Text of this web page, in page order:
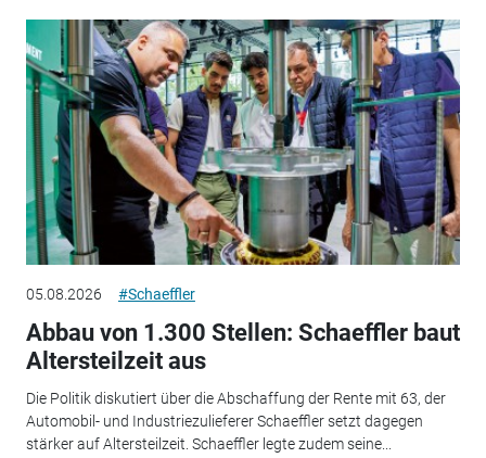
05.08.2026 #Schaeffler
Abbau von 1.300 Stellen: Schaeffler baut
Altersteilzeit aus
Die Politik diskutiert über die Abschaffung der Rente mit 63, der
Automobil- und Industriezulieferer Schaeffler setzt dagegen
stärker auf Altersteilzeit. Schaeffler legte zudem seine...